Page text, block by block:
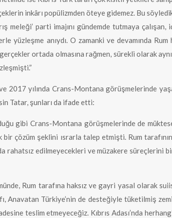
inkârı popülizmden öteye gidemez. Bu
meleği’ parti imajını gündemde tutmaya
yüzleşme anıydı. O zamanki ve devamında
ortada olmasına rağmen, sürekli olarak aynı
2017 yılında Crans-Montana görüşmelerinde
Tatar, şunları da ifade etti:
gibi Crans-Montana görüşmelerinde de
çözüm şeklini ısrarla talep etmişti. Rum
rahatsız edilmeyecekleri ve müzakere
Rum tarafına haksız ve gayri yasal olarak
Anavatan Türkiye’nin de desteğiyle tüketilmiş
teslim etmeyeceğiz. Kıbrıs Adası’nda